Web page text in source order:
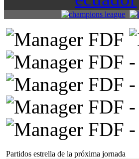
Partidos estrella de la próxima jornada